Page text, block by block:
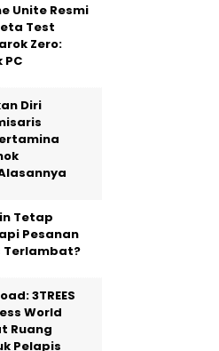
Unite Resmi
Test
Zero:
Diri
Tetap
Pesanan
Terlambat?
3TREES
World
Ruang
Pelapis